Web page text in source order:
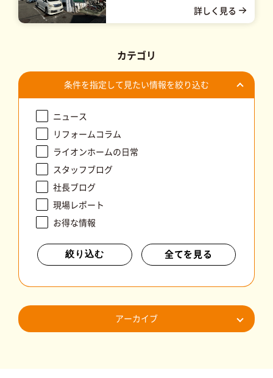
カテゴリ
条件を指定して見たい情報を絞り込む
ニュース
リフォームコラム
ライオンホームの日常
スタッフブログ
社長ブログ
現場レポート
お得な情報
絞り込む 全てを見る
アーカイブ